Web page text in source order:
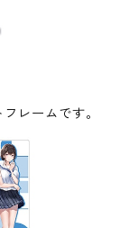
レームです。